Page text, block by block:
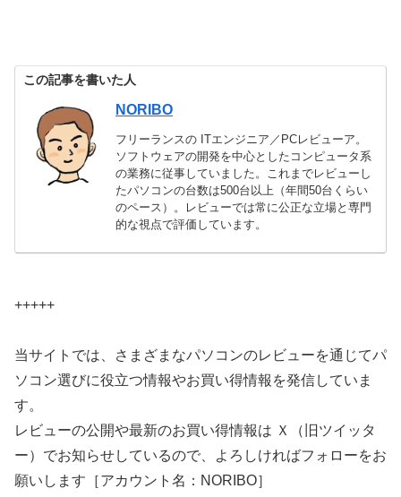
この記事を書いた人
NORIBO
フリーランスの ITエンジニア／PCレビューア。
ソフトウェアの開発を中心としたコンピュータ系
の業務に従事していました。これまでレビューし
たパソコンの台数は500台以上（年間50台くらい
のペース）。レビューでは常に公正な立場と専門
的な視点で評価しています。
+++++
当サイトでは、さまざまなパソコンのレビューを通じてパ
ソコン選びに役立つ情報やお買い得情報を発信していま
す。
レビューの公開や最新のお買い得情報は Ｘ（旧ツイッタ
ー）でお知らせしているので、よろしければフォローをお
願いします［アカウント名：NORIBO］